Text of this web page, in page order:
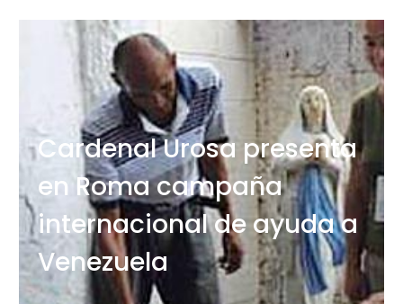
Cardenal Urosa presenta
en Roma campaña
internacional de ayuda a
Venezuela